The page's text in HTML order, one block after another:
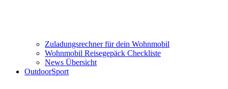
Zuladungsrechner für dein Wohnmobil
Wohnmobil Reisegepäck Checkliste
News Übersicht
OutdoorSport